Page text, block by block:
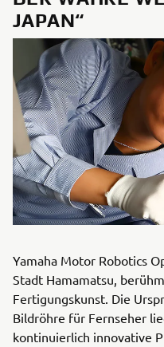
JAPAN“
Yamaha Motor Robotics
Stadt Hamamatsu,
Fertigungskunst. Die
Bildröhre für Fernseher
kontinuierlich innovative